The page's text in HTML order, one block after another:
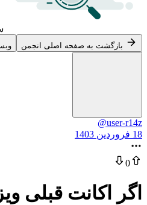
بازگشت به صفحه اصلی انجمن
@user-r14z
18 فروردین 1403
0
اگر اکانت قبلی